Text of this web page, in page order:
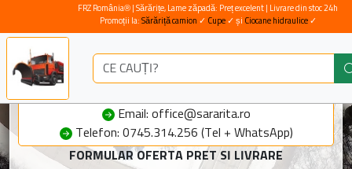
Email: office@sararita.ro
Telefon: 0745.314.256 (Tel + WhatsApp)
FORMULAR OFERTA PRET SI LIVRARE
FRZ România® | Sărărițe, Lame zăpadă: Preț excelent | Livrare din stoc 24h
Promoții la: Sărăriță camion ✓ Cupe ✓ și Ciocane hidraulice✓